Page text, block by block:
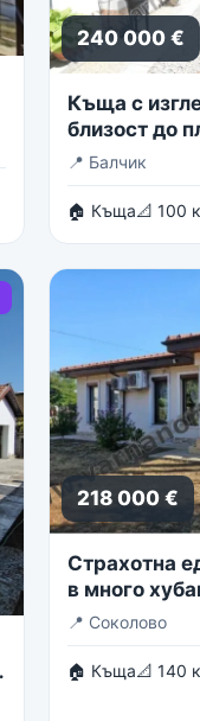
240 000 €
Къща с
близост до
📍 Балчик
🏠 Къща📐 100
218 000 €
Страхотна
в много
село
📍 Соколово
🏠 Къща📐 140